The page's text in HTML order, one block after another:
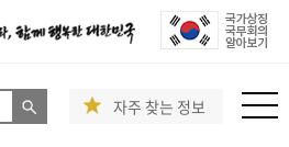
자주 찾는 정보